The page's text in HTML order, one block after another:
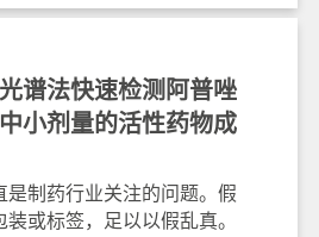
拉曼测量。抑制样品荧光和
的一种方法是使用表面增强
。谱法快速检测阿普唑
小剂量的活性药物成
制药行业关注的问题。假
或标签，足以以假乱真。